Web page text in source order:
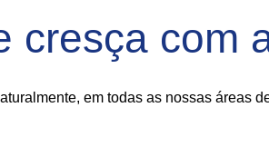
cresça com
em todas as nossas áreas